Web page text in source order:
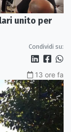
unito per
Condividi su:
13 ore fa